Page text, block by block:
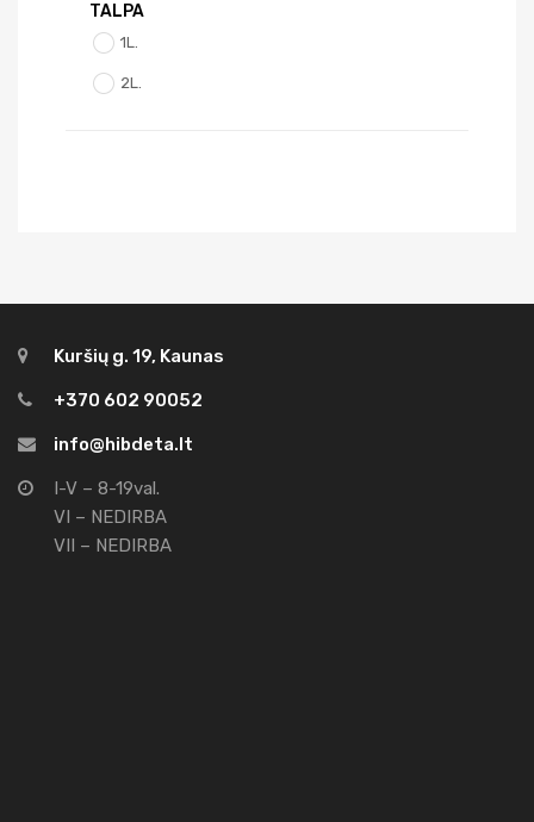
TALPA
1L.
2L.
Kuršių g. 19, Kaunas
+370 602 90052
info@hibdeta.lt
I-V – 8-19val.
VI – NEDIRBA
VII – NEDIRBA